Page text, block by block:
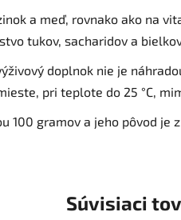
a meď, rovnako ako na
tukov, sacharidov a
doplnok nie je
pri teplote do 25 °C,
gramov a jeho pôvod je z
Súvisiaci